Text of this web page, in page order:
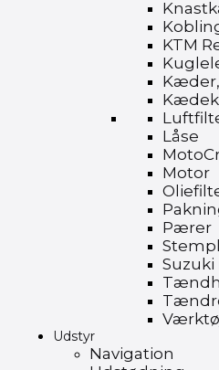
KTM
Kæder,
Låse
Motor
Pærer
Udstyr
Navigation